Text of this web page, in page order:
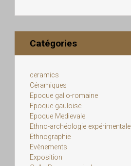
Catégories
ceramics
Céramiques
Epoque gallo-romaine
Epoque gauloise
Epoque Medievale
Ethno-archéologie expérimentale
Ethnographie
Evènements
Exposition